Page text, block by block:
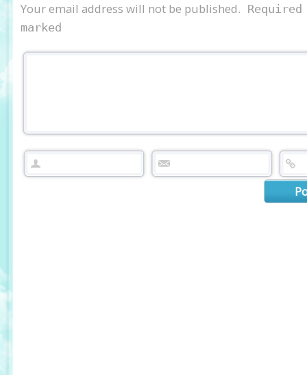
Your email address will not be published.
marked